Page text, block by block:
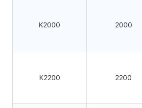
K2000 2000
K2200 2200